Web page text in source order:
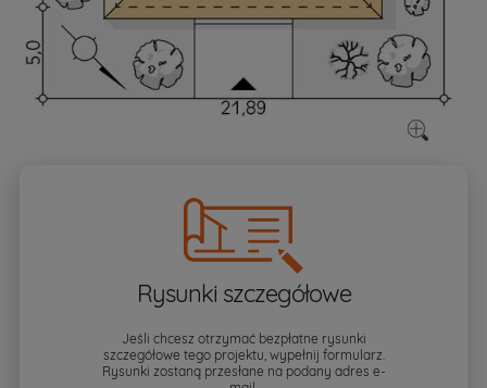
Rysunki szczegółowe
Jeśli chcesz otrzymać bezpłatne rysunki
szczegółowe tego projektu, wypełnij formularz.
Rysunki zostaną przesłane na podany adres e-